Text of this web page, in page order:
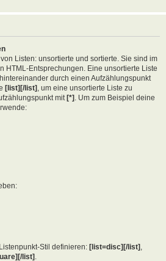
Listen: unsortierte und sortierte. Sie sind im
HTML-Entsprechungen. Eine unsortierte Liste
durch einen Aufzählungspunkt
[list][/list] , um eine unsortierte Liste zu
mit [*] . Um zum Beispiel deine
Stil definieren: [list=disc][/list] ,
list] .